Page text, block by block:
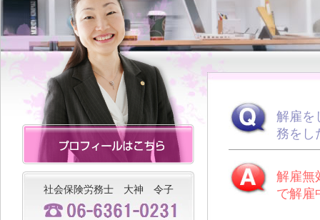
社会保険労務士 大神 令子
解雇を
務をし
解雇無
で解雇